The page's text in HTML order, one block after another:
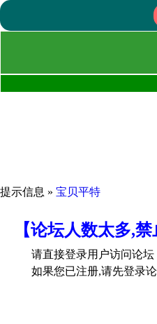
提示信息 » 宝贝平特
【论坛人数太多,
请直接登录用户访问论坛
如果您已注册,请先登录